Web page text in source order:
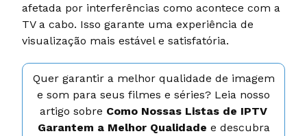
afetada por interferências como acontece com a
TV a cabo. Isso garante uma experiência de
visualização mais estável e satisfatória.
Quer garantir a melhor qualidade de imagem
e som para seus filmes e séries? Leia nosso
artigo sobre Como Nossas Listas de IPTV
Garantem a Melhor Qualidade e descubra